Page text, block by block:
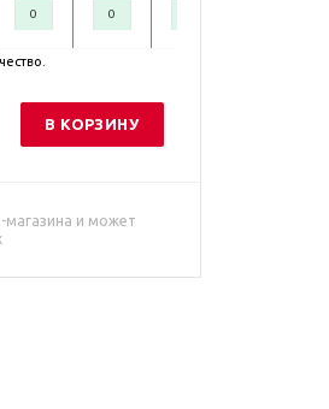
В КОРЗИНУ
магазина и может